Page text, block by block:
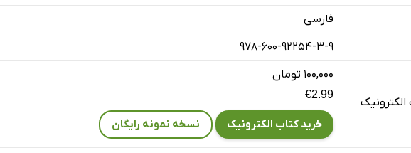
فارسی
978-600-92254-3-9
۱۰۰,۰۰۰ تومان
€2.99
خرید کتاب الکترونیک نسخه نمونه رایگان